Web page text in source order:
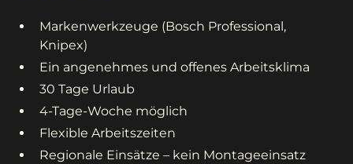
Markenwerkzeuge (Bosch Professional,
Knipex)
Ein angenehmes und offenes Arbeitsklima
30 Tage Urlaub
4-Tage-Woche möglich
Flexible Arbeitszeiten
Regionale Einsätze – kein Montageeinsatz